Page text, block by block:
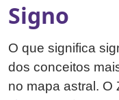
Signo
O que significa
dos conceitos
no mapa astral. O